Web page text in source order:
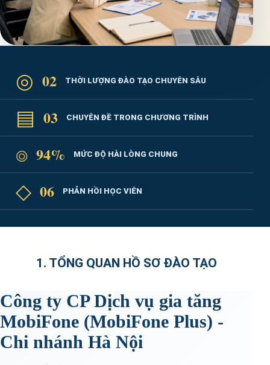
◎ 02 THỜI LƯỢNG ĐÀO TẠO CHUYÊN SÂU
▤ 03 CHUYÊN ĐỀ TRONG CHƯƠNG TRÌNH
⌾ 94% MỨC ĐỘ HÀI LÒNG CHUNG
◇ 06 PHẢN HỒI HỌC VIÊN
1. TỔNG QUAN HỒ SƠ ĐÀO TẠO
Công ty CP Dịch vụ gia tăng
MobiFone (MobiFone Plus) -
Chi nhánh Hà Nội